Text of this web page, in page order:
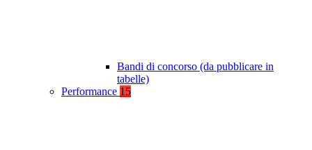
Bandi di concorso (da pubblicare in
tabelle)
Performance 15